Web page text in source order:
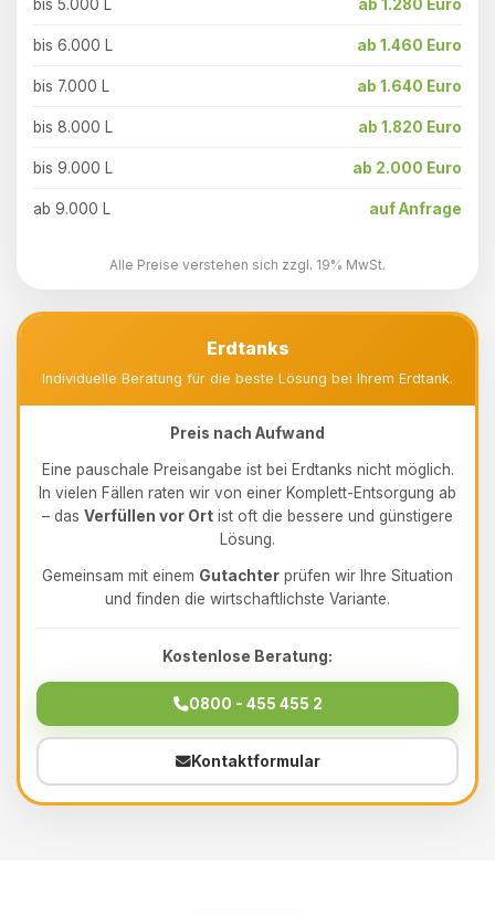
bis 5.000 L ab 1.280 Euro
bis 6.000 L ab 1.460 Euro
bis 7.000 L ab 1.640 Euro
bis 8.000 L ab 1.820 Euro
bis 9.000 L ab 2.000 Euro
ab 9.000 L auf Anfrage
Alle Preise verstehen sich zzgl. 19% MwSt.
Erdtanks
Individuelle Beratung für die beste Lösung bei Ihrem Erdtank.
Preis nach Aufwand
Eine pauschale Preisangabe ist bei Erdtanks nicht möglich.
In vielen Fällen raten wir von einer Komplett-Entsorgung ab
– das Verfüllen vor Ort ist oft die bessere und günstigere
Lösung.
Gemeinsam mit einem Gutachter prüfen wir Ihre Situation
und finden die wirtschaftlichste Variante.
Kostenlose Beratung:
0800 - 455 455 2
Kontaktformular